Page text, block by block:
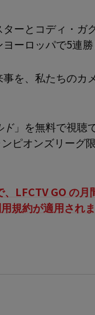
ーとコディ・ガ
ーロッパで5連勝
を、私たちのカ
ド」を無料で視聴
ピオンズリーグ
LFCTV GO の月
規約が適用されま